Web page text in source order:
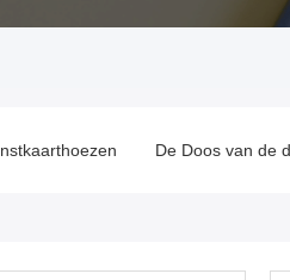
De Doos van de